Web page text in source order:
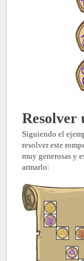
Resolver
Siguiendo el
resolver este
muy generosas y
armarlo: